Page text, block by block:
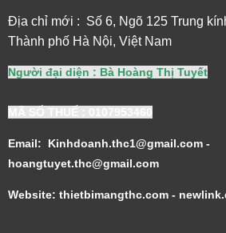
Địa chỉ mới : Số 6, Ngõ 125 Trung
Thành phố Hà Nội, Việt Nam
Người đại diện : Bà Hoàng Thị Tuyết
MÃ SỐ THUẾ : 0107953460
Email: Kinhdoanh.thc1@gmail.com -
hoangtuyet.thc@gmail.com
Website: thietbimangthc.com -